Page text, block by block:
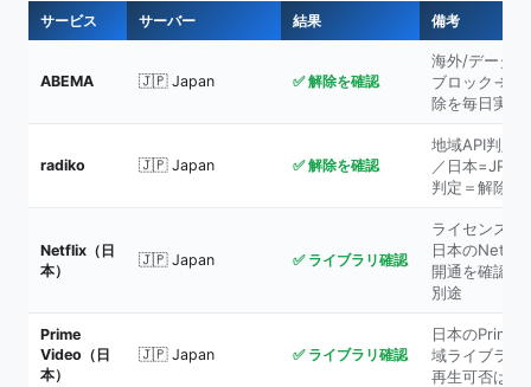
サービス サーバー 結果 備考
ABEMA 🇯🇵 Japan ✅ 解除を確認
海外/データ
ブロック
除を毎日実測
radiko 🇯🇵 Japan ✅ 解除を確認
地域API判定
／日本=JP。
判定＝解除を
Netflix（日
本）
🇯🇵 Japan ✅ ライブラリ確認
ライセンス作
日本のNetflix
開通を確認。
別途
Prime
Video（日
本）
🇯🇵 Japan ✅ ライブラリ確認
日本のPrime
域ライブラリ
再生可否は別